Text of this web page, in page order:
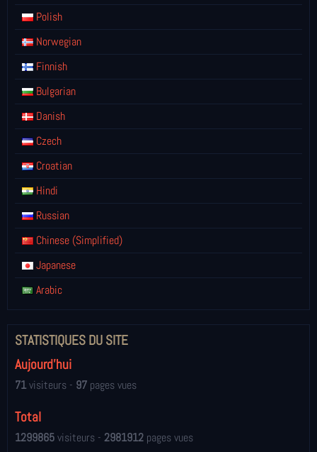
Polish
Norwegian
Finnish
Bulgarian
Danish
Czech
Croatian
Hindi
Russian
Chinese (Simplified)
Japanese
Arabic
STATISTIQUES DU SITE
Aujourd'hui
71visiteurs - 97 pages vues
Total
1299865visiteurs - 2981912 pages vues